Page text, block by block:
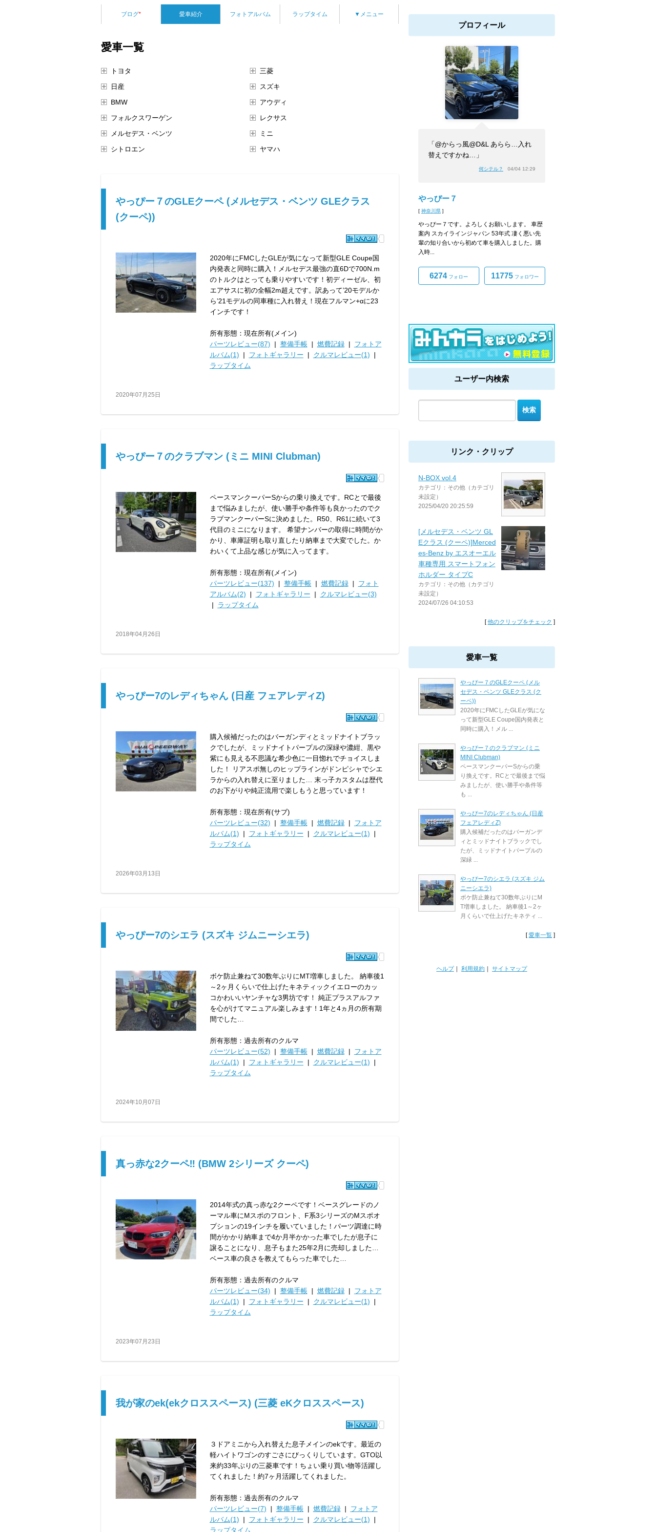
ブログ* 愛車紹介 フォトアルバム ラップタイム ▼メニュー
愛車一覧
トヨタ
日産
BMW
フォルクスワーゲン
メルセデス・ベンツ
シトロエン
三菱
スズキ
アウディ
レクサス
ミニ
ヤマハ
やっぴー７のGLEクーペ (メルセデス・ベンツ GLEクラス
(クーペ))
2020年にFMCしたGLEが気になって新型GLE Coupe国
内発表と同時に購入！メルセデス最強の直6Dで700N.m
のトルクはとっても乗りやすいです！初ディーゼル、初
エアサスに初の全幅2m超えです。訳あって’20モデルか
ら’21モデルの同車種に入れ替え！現在フルマン+αに23
インチです！
所有形態：現在所有(メイン)
パーツレビュー(87) | 整備手帳| 燃費記録| フォトア
ルバム(1) | フォトギャラリー | クルマレビュー(1) |
ラップタイム
2020年07月25日
やっぴー７のクラブマン (ミニ MINI Clubman)
ペースマンクーパーSからの乗り換えです。RCとで最後
まで悩みましたが、使い勝手や条件等も良かったのでク
ラブマンクーパーSに決めました。R50、R61に続いて3
代目のミニになります。 希望ナンバーの取得に時間がか
かり、車庫証明も取り直したり納車まで大変でした。か
わいくて上品な感じが気に入ってます。
所有形態：現在所有(メイン)
パーツレビュー(137) | 整備手帳| 燃費記録| フォト
アルバム(2) | フォトギャラリー | クルマレビュー(3)
| ラップタイム
2018年04月26日
やっぴー7のレディちゃん (日産 フェアレディZ)
購入候補だったのはバーガンディとミッドナイトブラッ
クでしたが、ミッドナイトパープルの深緑や濃紺、黒や
紫にも見える不思議な希少色に一目惚れでチョイスしま
した！ リアスポ無しのヒップラインがドンピシャでシエ
ラからの入れ替えに至りました… 末っ子カスタムは歴代
のお下がりや純正流用で楽しもうと思っています！
所有形態：現在所有(サブ)
パーツレビュー(32) | 整備手帳| 燃費記録| フォトア
ルバム(1) | フォトギャラリー | クルマレビュー(1) |
ラップタイム
2026年03月13日
やっぴー7のシエラ (スズキ ジムニーシエラ)
ボケ防止兼ねて30数年ぶりにMT増車しました。 納車後1
～2ヶ月くらいで仕上げたキネティックイエローのカッ
コかわいいヤンチャな3男坊です！ 純正プラスアルファ
を心がけてマニュアル楽しみます！1年と4ヵ月の所有期
間でした…
所有形態：過去所有のクルマ
パーツレビュー(52) | 整備手帳| 燃費記録| フォトア
ルバム(1) | フォトギャラリー | クルマレビュー(1) |
ラップタイム
2024年10月07日
真っ赤な2クーペ‼ (BMW 2シリーズ クーペ)
2014年式の真っ赤な2クーペです！ベースグレードのノ
ーマル車にMスポのフロント、F系3シリーズのMスポオ
プションの19インチを履いていました！パーツ調達に時
間がかかり納車まで4か月半かかった車でしたが息子に
譲ることになり、息子もまた25年2月に売却しました…
ベース車の良さを教えてもらった車でした…
所有形態：過去所有のクルマ
パーツレビュー(34) | 整備手帳| 燃費記録| フォトア
ルバム(1) | フォトギャラリー | クルマレビュー(1) |
ラップタイム
2023年07月23日
我が家のek(ekクロススペース) (三菱 eKクロススペース)
３ドアミニから入れ替えた息子メインのekです。最近の
軽ハイトワゴンのすごさにびっくりしています。GTO以
来約33年ぶりの三菱車です！ちょい乗り買い物等活躍し
てくれました！約7ヶ月活躍してくれました。
所有形態：過去所有のクルマ
パーツレビュー(7) | 整備手帳| 燃費記録| フォトア
ルバム(1) | フォトギャラリー | クルマレビュー(1) |
ラップタイム
プロフィール
「@からっ風@D&L あらら…入れ
替えですかね…」
何シテル？ 04/04 12:29
やっぴー７
[ 神奈川県 ]
やっぴー７です。よろしくお願いします。 車歴
案内 スカイラインジャパン 53年式 凄く悪い先
輩の知り合いから初めて車を購入しました。購
入時...
6274 フォロー 11775フォロワー
ユーザー内検索
リンク・クリップ
N-BOX vol.4
カテゴリ：その他（カテゴリ
未設定）
2025/04/20 20:25:59
[メルセデス・ベンツ GL
Eクラス (クーペ)]Merced
es-Benz by エスオーエル
車種専用 スマートフォン
ホルダー タイプC
カテゴリ：その他（カテゴリ
未設定）
2024/07/26 04:10:53
[他のクリップをチェック ]
愛車一覧
やっぴー７のGLEクーペ (メル
セデス・ベンツ GLEクラス (ク
ーペ))
2020年にFMCしたGLEが気にな
って新型GLE Coupe国内発表と
同時に購入！メル ...
やっぴー７のクラブマン (ミニ
MINI Clubman)
ペースマンクーパーSからの乗
り換えです。RCとで最後まで悩
みましたが、使い勝手や条件等
も ...
やっぴー7のレディちゃん (日産
フェアレディZ)
購入候補だったのはバーガンデ
ィとミッドナイトブラックでし
たが、ミッドナイトパープルの
深緑 ...
やっぴー7のシエラ (スズキ ジム
ニーシエラ)
ボケ防止兼ねて30数年ぶりにM
T増車しました。 納車後1～2ヶ
月くらいで仕上げたキネティ ...
[愛車一覧 ]
ヘルプ｜ 利用規約 サイトマップ